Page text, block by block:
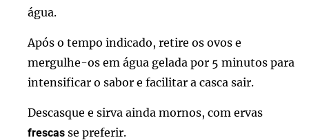
água.
Após o tempo indicado, retire os ovos e
mergulhe-os em água gelada por 5 minutos para
intensificar o sabor e facilitar a casca sair.
Descasque e sirva ainda mornos, com ervas
frescas se preferir.